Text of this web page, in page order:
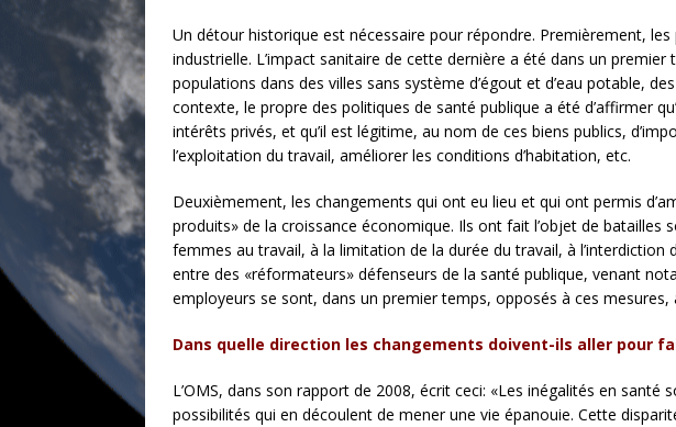
Un détour historique est nécessaire pour répondre. Premièrement,
industrielle. L’impact sanitaire de cette dernière a été dans un
populations dans des villes sans système d’égout et d’eau potable,
contexte, le propre des politiques de santé publique a été d’affirmer
intérêts privés, et qu’il est légitime, au nom de ces biens publics,
l’exploitation du travail, améliorer les conditions d’habitation, etc.
Deuxièmement, les changements qui ont eu lieu et qui ont permis
produits» de la croissance économique. Ils ont fait l’objet de batailles
femmes au travail, à la limitation de la durée du travail, à
entre des «réformateurs» défenseurs de la santé publique, venant
employeurs se sont, dans un premier temps, opposés à ces
Dans quelle direction les changements doivent-ils aller pour
L’OMS, dans son rapport de 2008, écrit ceci: «Les inégalités en
possibilités qui en découlent de mener une vie épanouie. Cette